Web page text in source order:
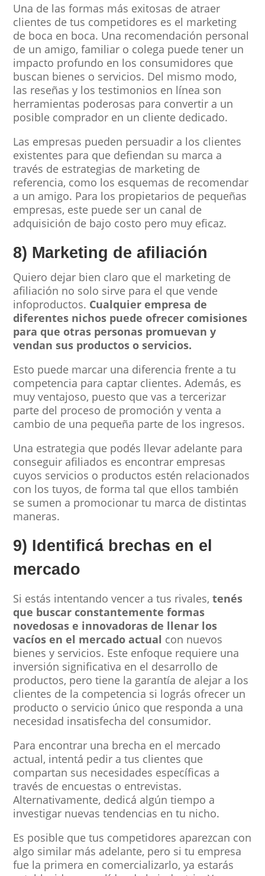
Una de las formas más exitosas de atraer
clientes de tus competidores es el marketing
de boca en boca. Una recomendación personal
de un amigo, familiar o colega puede tener un
impacto profundo en los consumidores que
buscan bienes o servicios. Del mismo modo,
las reseñas y los testimonios en línea son
herramientas poderosas para convertir a un
posible comprador en un cliente dedicado.
Las empresas pueden persuadir a los clientes
existentes para que defiendan su marca a
través de estrategias de marketing de
referencia, como los esquemas de recomendar
a un amigo. Para los propietarios de pequeñas
empresas, este puede ser un canal de
adquisición de bajo costo pero muy eficaz.
8) Marketing de afiliación
Quiero dejar bien claro que el marketing de
afiliación no solo sirve para el que vende
infoproductos. Cualquier empresa de
diferentes nichos puede ofrecer comisiones
para que otras personas promuevan y
vendan sus productos o servicios.
Esto puede marcar una diferencia frente a tu
competencia para captar clientes. Además, es
muy ventajoso, puesto que vas a tercerizar
parte del proceso de promoción y venta a
cambio de una pequeña parte de los ingresos.
Una estrategia que podés llevar adelante para
conseguir afiliados es encontrar empresas
cuyos servicios o productos estén relacionados
con los tuyos, de forma tal que ellos también
se sumen a promocionar tu marca de distintas
maneras.
9) Identificá brechas en el
mercado
Si estás intentando vencer a tus rivales,tenés
que buscar constantemente formas
novedosas e innovadoras de llenar los
vacíos en el mercado actual con nuevos
bienes y servicios. Este enfoque requiere una
inversión significativa en el desarrollo de
productos, pero tiene la garantía de alejar a los
clientes de la competencia si lográs ofrecer un
producto o servicio único que responda a una
necesidad insatisfecha del consumidor.
Para encontrar una brecha en el mercado
actual, intentá pedir a tus clientes que
compartan sus necesidades específicas a
través de encuestas o entrevistas.
Alternativamente, dedicá algún tiempo a
investigar nuevas tendencias en tu nicho.
Es posible que tus competidores aparezcan con
algo similar más adelante, pero si tu empresa
fue la primera en comercializarlo, ya estarás